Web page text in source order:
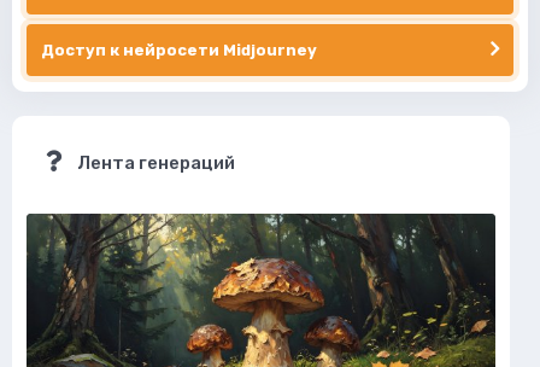
Доступ к нейросети Midjourney
Лента генераций